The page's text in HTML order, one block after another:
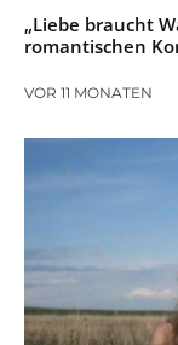
„Liebe braucht
romantischen
VOR 11 MONATEN